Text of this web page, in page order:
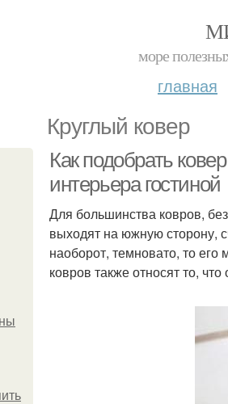
море
главная
Круглый ковер
Как подобрать
интерьера гостиной
Для большинства ковров,
выходят на южную сторону,
наоборот, темновато, то
ковров также относят то,